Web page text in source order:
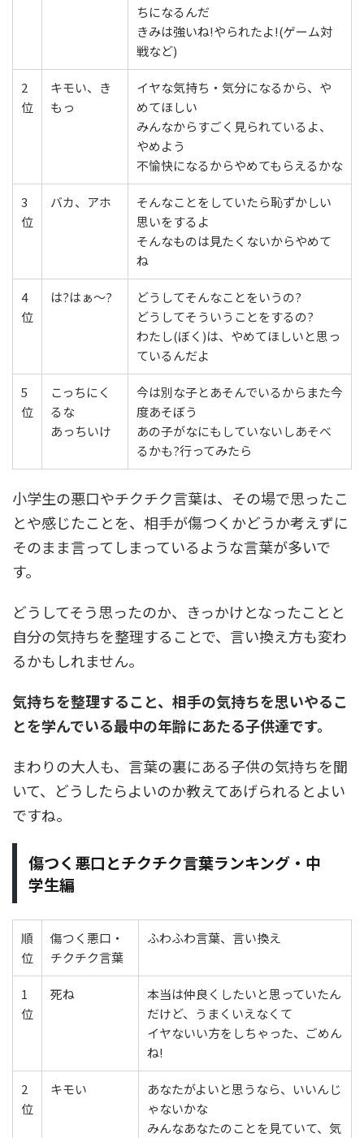
ちになるんだ
きみは強いね!やられたよ!(ゲーム対
戦など)
2
位
キモい、き
もっ
イヤな気持ち・気分になるから、や
めてほしい
みんなからすごく見られているよ、
やめよう
不愉快になるからやめてもらえるかな
3
位
バカ、アホ
そんなことをしていたら恥ずかしい
思いをするよ
そんなものは見たくないからやめて
ね
4
位
は?はぁ～?
どうしてそんなことをいうの?
どうしてそういうことをするの?
わたし(ぼく)は、やめてほしいと思っ
ているんだよ
5
位
こっちにく
るな
あっちいけ
今は別な子とあそんでいるからまた今
度あそぼう
あの子がなにもしていないしあそべ
るかも?行ってみたら
小学生の悪口やチクチク言葉は、その場で思ったこ
とや感じたことを、相手が傷つくかどうか考えずに
そのまま言ってしまっているような言葉が多いで
す。
どうしてそう思ったのか、きっかけとなったことと
自分の気持ちを整理することで、言い換え方も変わ
るかもしれません。
気持ちを整理すること、相手の気持ちを思いやるこ
とを学んでいる最中の年齢にあたる子供達です。
まわりの大人も、言葉の裏にある子供の気持ちを聞
いて、どうしたらよいのか教えてあげられるとよい
ですね。
傷つく悪口とチクチク言葉ランキング・中
学生編
順
位
傷つく悪口・
チクチク言葉
ふわふわ言葉、言い換え
1
位
死ね
本当は仲良くしたいと思っていたん
だけど、うまくいえなくて
イヤないい方をしちゃった、ごめん
ね!
2
位
キモい
あなたがよいと思うなら、いいんじ
ゃないかな
みんなあなたのことを見ていて、気